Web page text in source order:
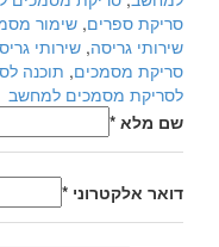
סריקת ספרים, שימור
שירותי גריסה, שירותי
סריקת מסמכים, תוכנה
לסריקת מסמכים למחשב
שם מלא *
דואר אלקטרוני *